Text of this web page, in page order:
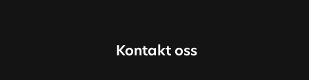
Kontakt oss